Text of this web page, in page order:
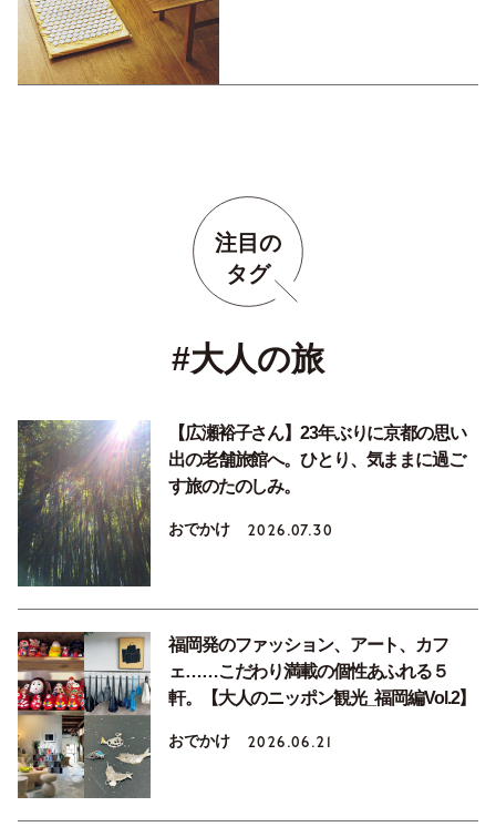
注目の
タグ
#大人の旅
【広瀬裕子さん】23年ぶりに京都の思い
出の老舗旅館へ。ひとり、気ままに過ご
す旅のたのしみ。
おでかけ 2026.07.30
福岡発のファッション、アート、カフ
ェ……こだわり満載の個性あふれる５
軒。【大人のニッポン観光_福岡編Vol.2】
おでかけ 2026.06.21